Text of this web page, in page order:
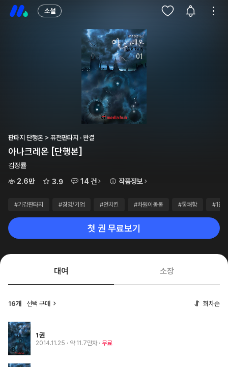
소설
판타지 단행본 > 퓨전판타지 · 완결
아나크레온 [단행본]
김정률
2.6만
3.9 14 건 작품정보
#기갑판타지 #경영/기업 #먼치킨 #차원이동물 #통쾌함 #1만
첫 권 무료보기
대여 소장
16개 선택 구매 회차순
1권
2014.11.25 · 약 11.7만자 무료